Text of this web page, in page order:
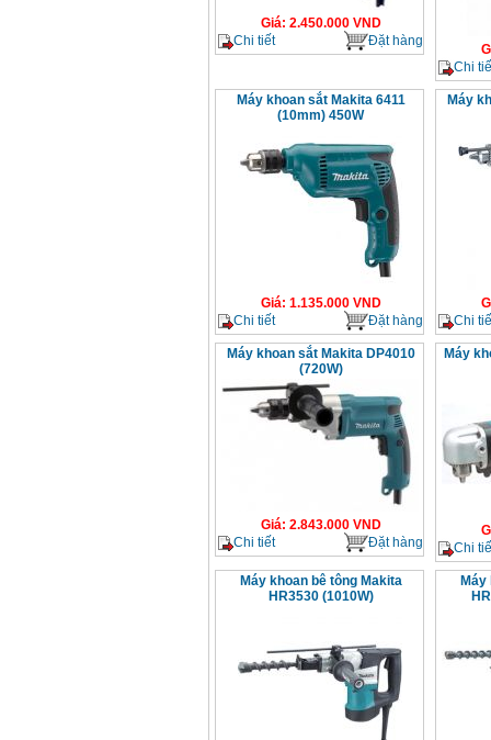
Giá: 2.450.000VND
Chi tiết
Đặt hàng
Chi
Máy khoan sắt Makita 6411
(10mm) 450W
Giá: 1.135.000VND
Chi tiết
Đặt hàng
Máy
Chi
Máy khoan sắt Makita DP4010
(720W)
Giá: 2.843.000VND
Chi tiết
Đặt hàng
Máy
Chi
Máy khoan bê tông Makita
HR3530 (1010W)
Máy